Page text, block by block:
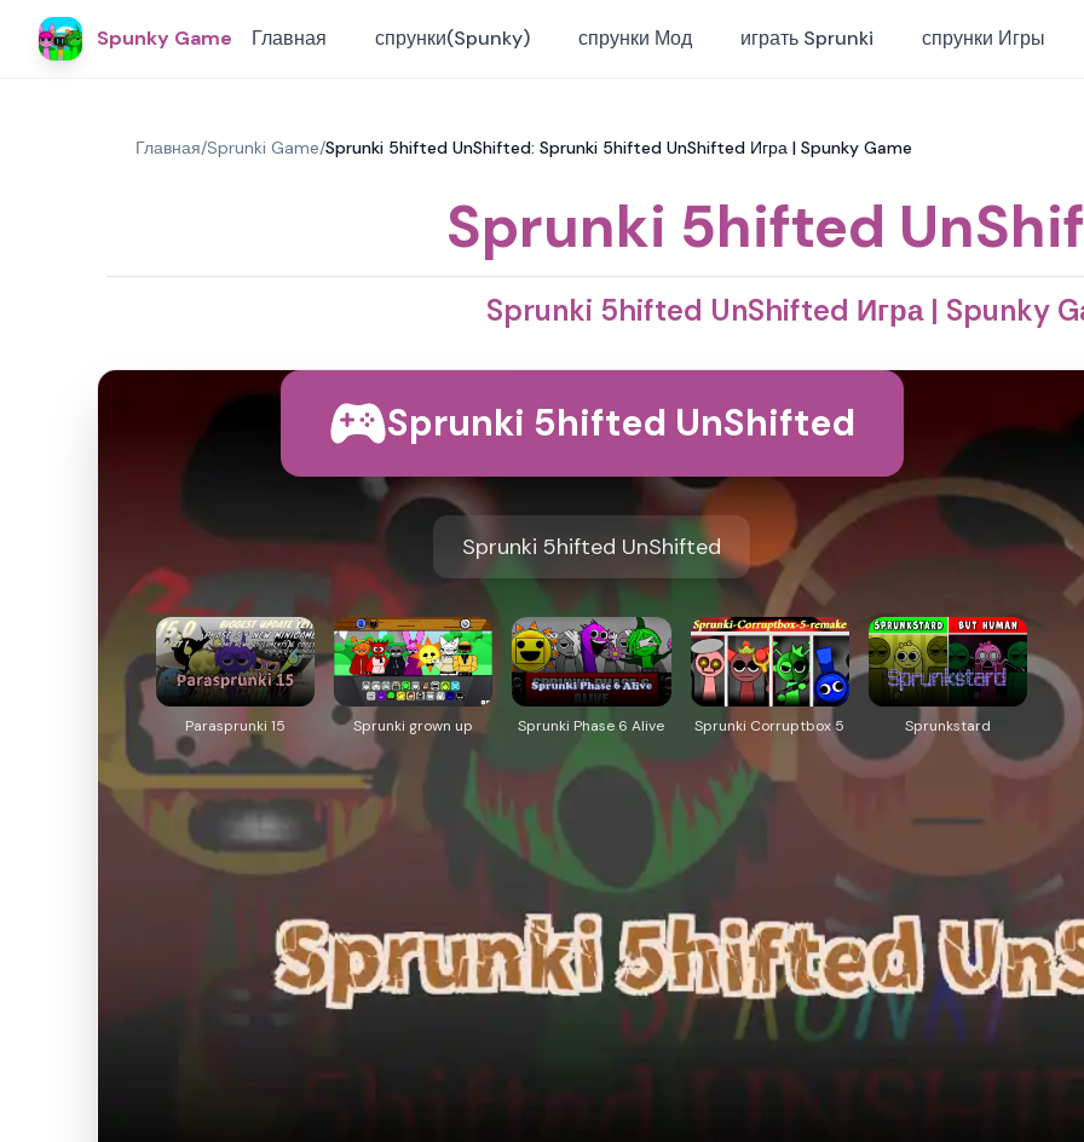
Spunky Game Главная спрунки(Spunky) спрунки Мод играть Sprunki спрунки Игры
Главная/Sprunki Game/Sprunki 5hifted UnShifted: Sprunki 5hifted UnShifted Игра | Spunky Game
Sprunki 5hifted
Sprunki 5hifted UnShifted Игра | Spunky
Sprunki 5hifted UnShifted
Sprunki 5hifted UnShifted
Parasprunki 15 Sprunki grown up Sprunki Phase 6 Alive Sprunki Corruptbox 5 Sprunkstard